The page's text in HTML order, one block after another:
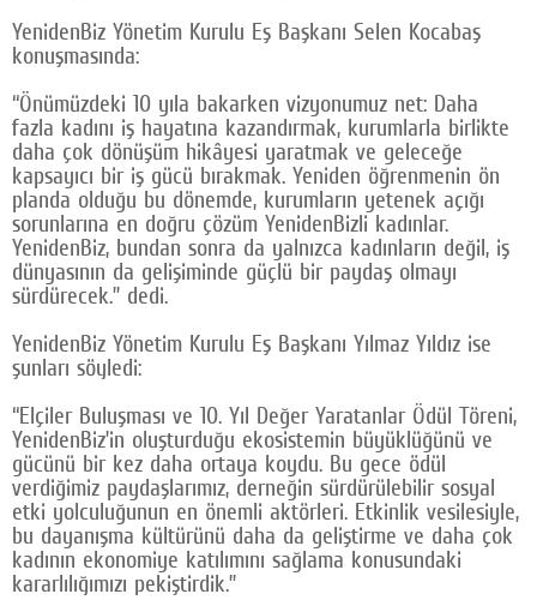
YenidenBiz Yönetim Kurulu Eş Başkanı Selen Kocabaş
konuşmasında:
“Önümüzdeki 10 yıla bakarken vizyonumuz net: Daha
fazla kadını iş hayatına kazandırmak, kurumlarla birlikte
daha çok dönüşüm hikâyesi yaratmak ve geleceğe
kapsayıcı bir iş gücü bırakmak. Yeniden öğrenmenin ön
planda olduğu bu dönemde, kurumların yetenek açığı
sorunlarına en doğru çözüm YenidenBizli kadınlar.
YenidenBiz, bundan sonra da yalnızca kadınların değil, iş
dünyasının da gelişiminde güçlü bir paydaş olmayı
sürdürecek.” dedi.
YenidenBiz Yönetim Kurulu Eş Başkanı Yılmaz Yıldız ise
şunları söyledi:
“Elçiler Buluşması ve 10. Yıl Değer Yaratanlar Ödül Töreni,
YenidenBiz’in oluşturduğu ekosistemin büyüklüğünü ve
gücünü bir kez daha ortaya koydu. Bu gece ödül
verdiğimiz paydaşlarımız, derneğin sürdürülebilir sosyal
etki yolculuğunun en önemli aktörleri. Etkinlik vesilesiyle,
bu dayanışma kültürünü daha da geliştirme ve daha çok
kadının ekonomiye katılımını sağlama konusundaki
kararlılığımızı pekiştirdik.”